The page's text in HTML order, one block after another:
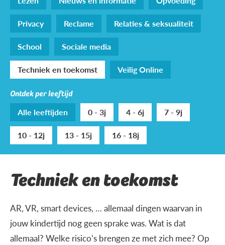
Privacy
Reclame
Relaties & seksualiteit
School
Sociale media
Techniek en toekomst
Veilig Online
Ontdek per leeftijd
Alle leeftijden 0 - 3j 4 - 6j
7 - 9j
10 - 12j
13 - 15j 16 - 18j
Techniek en toekomst
AR, VR, smart devices, … allemaal dingen waarvan in
jouw kindertijd nog geen sprake was. Wat is dat
allemaal? Welke risico’s brengen ze met zich mee? Op